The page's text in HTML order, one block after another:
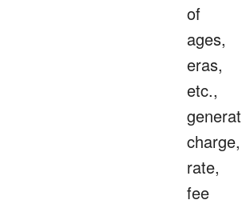
of
ages,
eras,
etc.,
charge,
rate,
fee